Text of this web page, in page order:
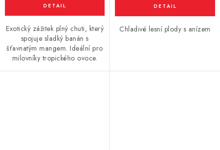
Exotický zážitek plný chuti, který
spojuje sladký banán s
šťavnatým mangem. Ideální pro
milovníky tropického ovoce.
Chladivé lesní plody s anízem